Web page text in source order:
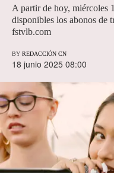
A partir de hoy, miércoles
disponibles los abonos de
fstvlb.com
BY REDACCIÓN CN
18 junio 2025 08:00